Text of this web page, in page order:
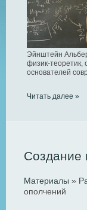
Эйнштейн
физик-теоретик,
основателей
Читать далее »
Создание
Материалы »
ополчений